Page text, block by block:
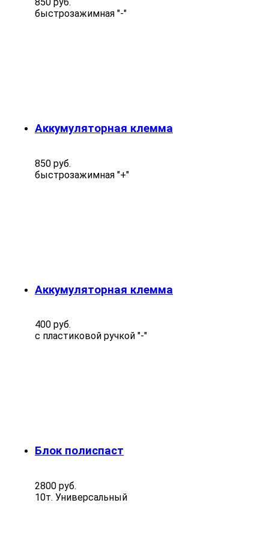
быстрозажимная "-"
Аккумуляторная клемма
850 руб.
быстрозажимная "+"
Аккумуляторная клемма
400 руб.
с пластиковой ручкой "-"
Блок полиспаст
2800 руб.
10т. Универсальный